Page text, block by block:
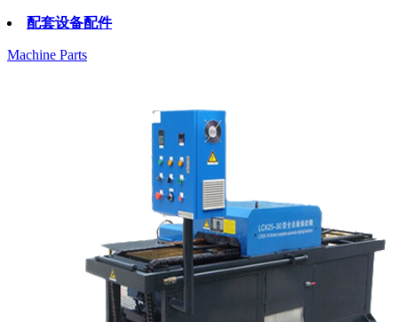
配套设备配件
Machine Parts